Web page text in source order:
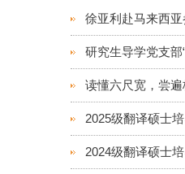
徐亚利赴马来西
研究生导学党支
读懂六尺宽，尝
2025级翻译硕士
2024级翻译硕士